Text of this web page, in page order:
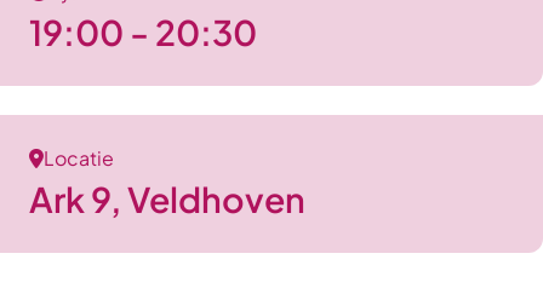
19:00 - 20:30
Locatie
Ark 9, Veldhoven